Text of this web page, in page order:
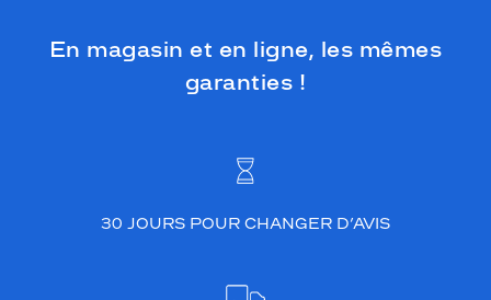
En magasin et en ligne, les mêmes
garanties !
30 JOURS POUR CHANGER D’AVIS